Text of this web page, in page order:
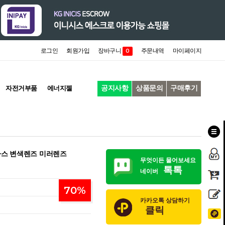
로그인 회원가입 장바구니 0 주문내역 마이페이지
자전거부품 에너지젤 공지사항 상품문의 구매후기
변색렌즈 미러렌즈
70%
무엇이든 물어보세요
네이버
톡톡
카카오톡 상담하기
클릭